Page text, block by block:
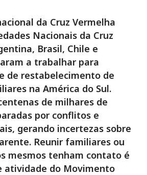
da Cruz Vermelha
Nacionais da Cruz
Brasil, Chile e
a trabalhar para
de restabelecimento de
na América do Sul.
de milhares de
por conflitos e
gerando incertezas sobre
Reunir familiares ou
mesmos tenham contato é
atividade do Movimento